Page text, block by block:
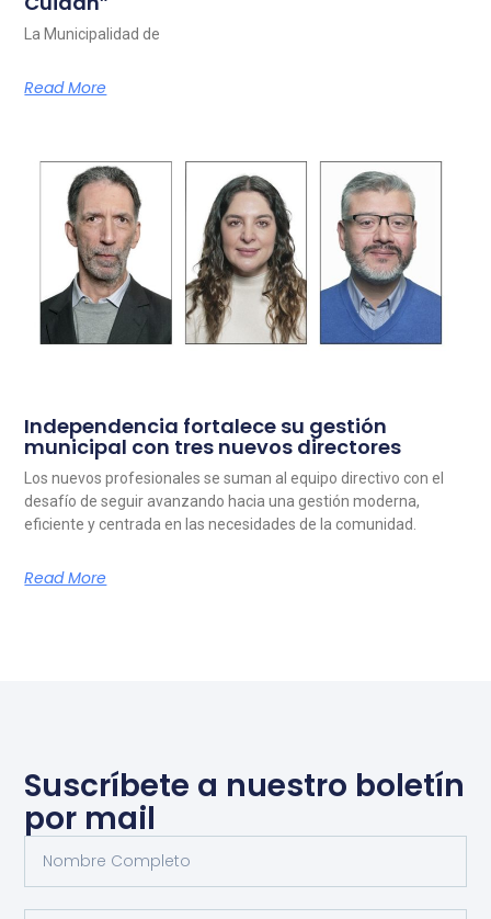
La Municipalidad de
Read More
Independencia fortalece su gestión
municipal con tres nuevos directores
Los nuevos profesionales se suman al equipo directivo con el
desafío de seguir avanzando hacia una gestión moderna,
eficiente y centrada en las necesidades de la comunidad.
Read More
Suscríbete a nuestro boletín
por mail